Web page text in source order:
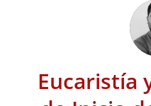
Eucaristía